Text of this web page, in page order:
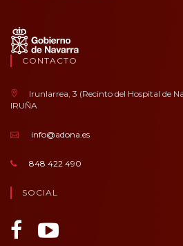
CONTACTO
Irunlarrea, 3 (Recinto del Hospital de
IRUÑA
info@adona.es
848 422 490
SOCIAL